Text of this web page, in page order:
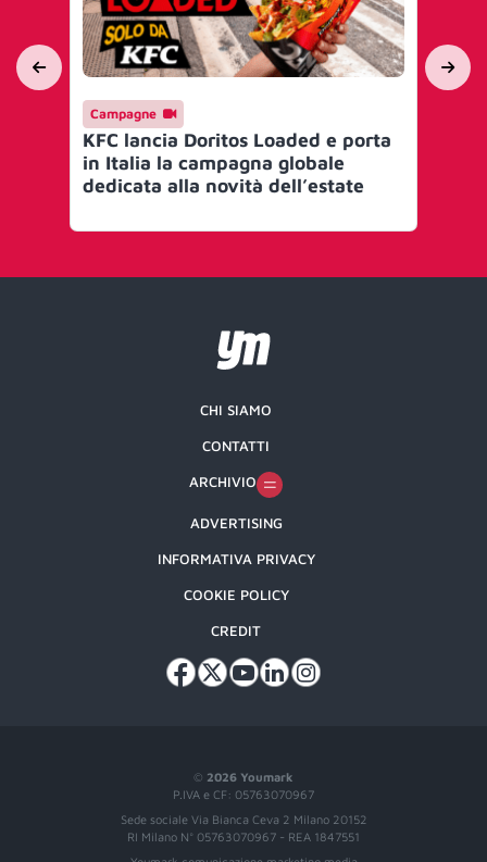
Campagne
KFC lancia Doritos Loaded e porta
in Italia la campagna globale
dedicata alla novità dell’estate
© 2026 Youmark
P.IVA e CF: 05763070967
Sede sociale Via Bianca Ceva 2 Milano 20152
RI Milano N° 05763070967 - REA 1847551
CHI SIAMO
CONTATTI
ARCHIVIO
ADVERTISING
INFORMATIVA PRIVACY
COOKIE POLICY
CREDIT